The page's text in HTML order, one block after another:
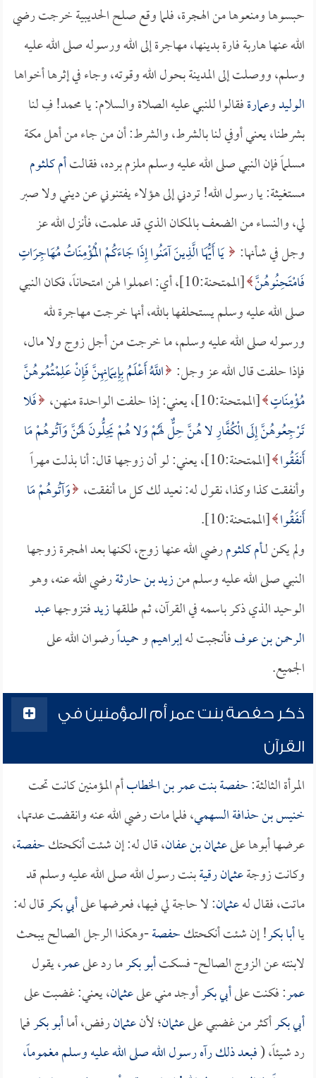
حبسوها ومنعوها من الهجرة، فلما وقع صلح الحديبية خرجت رضي
الله عنها هاربة فارة بدينها، مهاجرة إلى الله ورسوله صلى الله عليه
وسلم، ووصلت إلى المدينة بحول الله وقوته، وجاء في إثرها أخواها
الوليدوعمارةفقالوا للنبي عليه الصلاة والسلام: يا محمد! فِ لنا
بشرطنا، يعني أوفي لنا بالشرط، والشرط: أن من جاء من أهل مكة
مسلماً فإن النبي صلى الله عليه وسلم ملزم برده، فقالتأم كلثوم
مستغيثة: يا رسول الله! تردني إلى هؤلاء يفتنوني عن ديني ولا صبر
لي، والنساء من الضعف بالمكان الذي قد علمت، فأنزل الله عز
وجل في شأنها: يَا أَيُّهَا الَّذِينَ آمَنُوا إِذَا جَاءَكُمْ الْمُؤْمِنَاتُ مُهَاجِرَاتٍ
فَامْتَحِنُوهُنَّ
[الممتحنة:10]، أي: اعملوا لهن امتحاناً، فكان النبي
صلى الله عليه وسلم يستحلفها بالله، أنها خرجت مهاجرة لله
ورسوله صلى الله عليه وسلم، ما خرجت من أجل زوج ولا مال،
فإذا حلفت قال الله عز وجل: اللَّهُ أَعْلَمُ بِإِيمَانِهِنَّ فَإِنْ عَلِمْتُمُوهُنَّ
مُؤْمِنَاتٍ [الممتحنة:10]، يعني: إذا حلفت الواحدة منهن،
فَلا
تَرْجِعُوهُنَّ إِلَى الْكُفَّارِ لا هُنَّ حِلٌّ لَهُمْ وَلا هُمْ يَحِلُّونَ لَهُنَّ وَآتُوهُمْ مَا
أَنفَقُوا
[الممتحنة:10]، يعني: لو أن زوجها قال: أنا بذلت مهراً
وأنفقت كذا وكذا، نقول له: نعيد لك كل ما أنفقت، وَآتُوهُمْ مَا
أَنفَقُوا [الممتحنة:10].
ولم يكن لــأم كلثومرضي الله عنها زوج، لكنها بعد الهجرة زوجها
النبي صلى الله عليه وسلم منزيد بن حارثةرضي الله عنه، وهو
الوحيد الذي ذكر باسمه في القرآن، ثم طلقهازيدفتزوجهاعبد
الرحمن بن عوففأنجبت لهإبراهيموحميداًرضوان الله على
الجميع.
ذكر حفصة بنت عمر أم المؤمنين في
القرآن
المرأة الثالثة:حفصة بنت عمر بن الخطابأم المؤمنين كانت تحت
خنيس بن حذافة السهمي، فلما مات رضي الله عنه وانقضت عدتها،
عرضها أبوها علىعثمان بن عفان، قال له: إن شئت أنكحتكحفصة،
وكانت زوجةعثمانرقيةبنت رسول الله صلى الله عليه وسلم قد
ماتت، فقال لهعثمان: لا حاجة لي فيها، فعرضها علىأبي بكرقال له:
ياأبا بكر! إن شئت أنكحتكحفصة-وهكذا الرجل الصالح يبحث
لابنته عن الزوج الصالح- فسكتأبو بكرما رد علىعمر، يقول
عمر: فكنت علىأبي بكرأوجد مني علىعثمان، يعني: غضبت على
أبي بكرأكثر من غضبي علىعثمان؛ لأنعثمانرفض، أماأبو بكرفما
رد شيئاً، (فبعد ذلك رآه رسول الله صلى الله عليه وسلم مغموماً،